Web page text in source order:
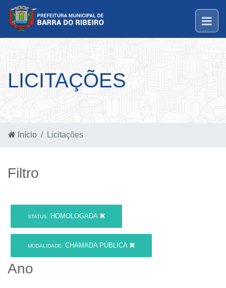
LICITAÇÕES
Início Licitações
Filtro
STATUS: HOMOLOGADA
MODALIDADE: CHAMADA PÚBLICA
Ano